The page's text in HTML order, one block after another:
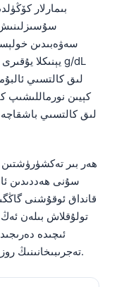
بىمارلار
سۇسىزلىنىش
سەۋەبىدىن
كېيىن نورماللىشىپ
ھەر بىر
سۇنى ھەددىدىن
قانداق ئوقۇشنى
ئىچىدە
تەجرىبىخانىنىڭ روزا تۇتۇش كۆرسەتمىلىرىگە ئەمەل قىلىدۇ.